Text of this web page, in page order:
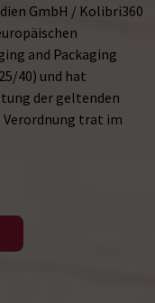
GmbH / Kolibri360
and Packaging
40) und hat
der geltenden
Verordnung trat im